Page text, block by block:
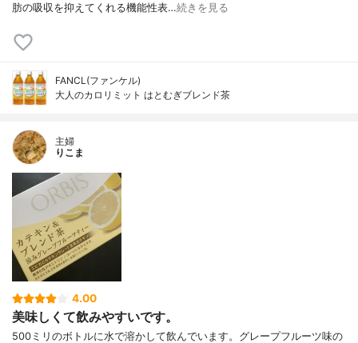
肪の吸収を抑えてくれる機能性表…続きを見る
FANCL(ファンケル)
大人のカロリミット はとむぎブレンド茶
主婦
りこま
4.00
美味しくて飲みやすいです。
500ミリのボトルに水で溶かして飲んでいます。グレープフルーツ味の